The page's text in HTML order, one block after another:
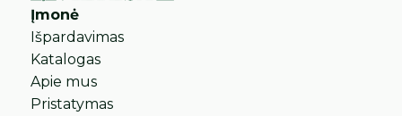
Įmonė
Išpardavimas
Katalogas
Apie mus
Pristatymas